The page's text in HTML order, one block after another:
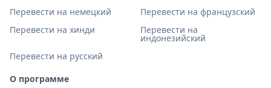
Перевести на немецкий
Перевести на французский
Перевести на хинди
Перевести на
индонезийский
Перевести на русский
О программе